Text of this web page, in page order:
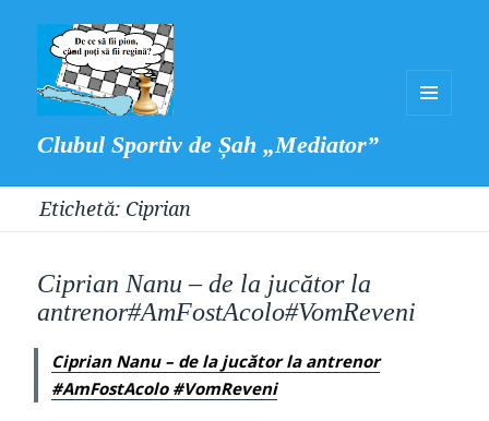
Clubul Sportiv de Șah „Mediator”
Etichetă: Ciprian
Ciprian Nanu – de la jucător la
antrenor#AmFostAcolo#VomReveni
Ciprian Nanu – de la jucător la antrenor
#AmFostAcolo #VomReveni